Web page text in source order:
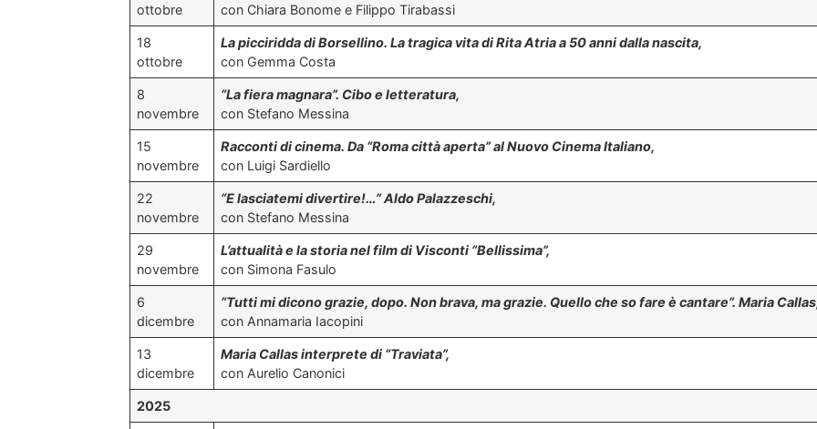
ottobre
con Chiara Bonome e Filippo Tirabassi
18
ottobre
La picciridda di Borsellino. La tragica vita di Rita Atria a 50 anni dalla nascita,
con Gemma Costa
8
novembre
“La fiera magnara”. Cibo e letteratura,
con Stefano Messina
15
novembre
Racconti di cinema. Da “Roma città aperta” al Nuovo Cinema Italiano,
con Luigi Sardiello
22
novembre
“E lasciatemi divertire!…” Aldo Palazzeschi,
con Stefano Messina
29
novembre
L’attualità e la storia nel film di Visconti “Bellissima”,
con Simona Fasulo
6
dicembre
“Tutti mi dicono grazie, dopo. Non brava, ma grazie. Quello che so fare è cantare”. Maria
con Annamaria Iacopini
13
dicembre
Maria Callas interprete di “Traviata”,
con Aurelio Canonici
2025